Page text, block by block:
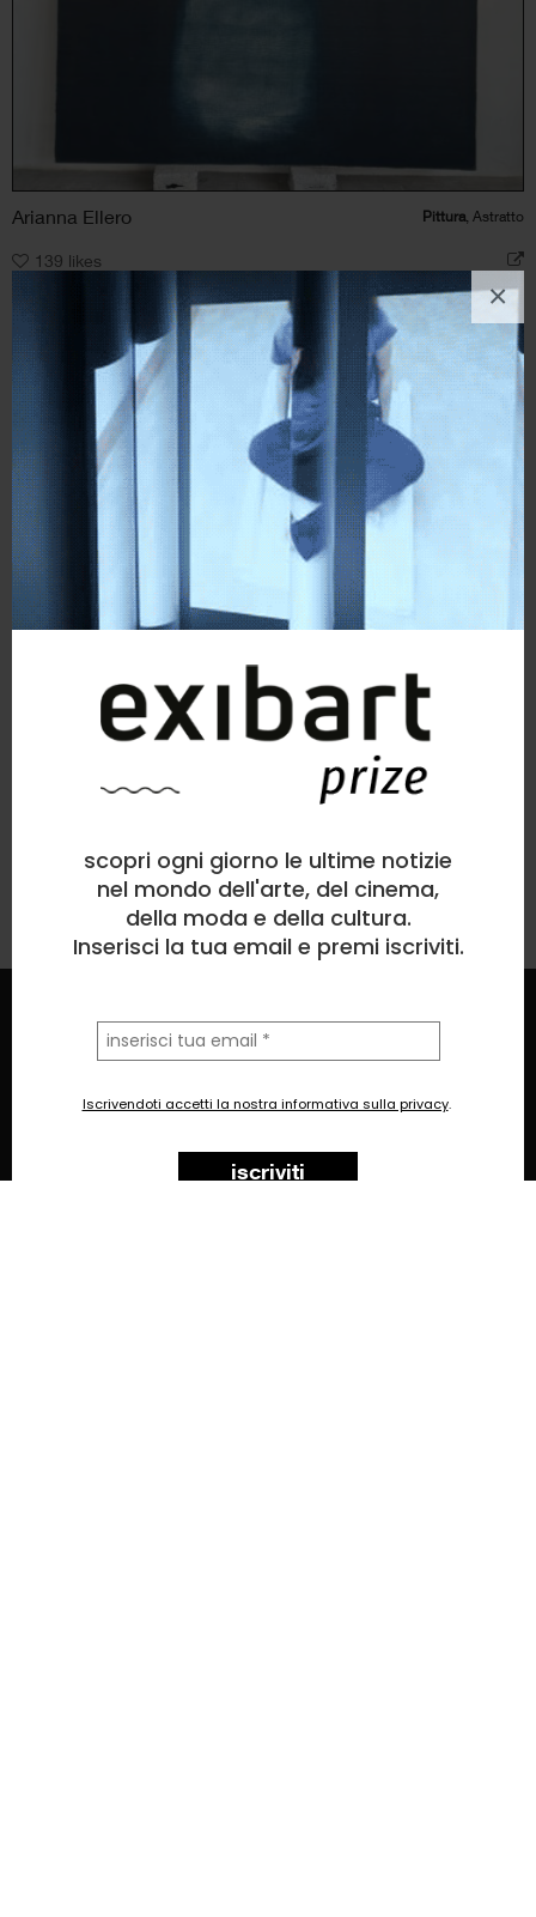
scopri ogni giorno le ultime notizie
nel mondo dell'arte, del cinema,
della moda e della cultura.
Inserisci la tua email e premi iscriviti.
Iscrivendoti accetti la nostra informativa sulla privacy.
iscriviti
×
Arianna Ellero Pittura, Astratto
139 likes
Figura Intera (Fronte retro 04122023), Serie Aniconico
Francesca Piovesan Fotografia, Figura umana, Astratto, Architettura
© exibart prize 2026-termini e condizioni privacy
exibart prize EP6
Via Placido Zurla 49b, 00176 Roma - Italy